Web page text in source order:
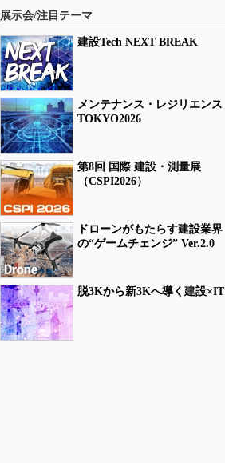
展示会/注目テーマ
建設Tech NEXT BREAK
メンテナンス・レジリエンス
TOKYO2026
第8回 国際 建設・測量展
（CSPI2026）
ドローンがもたらす建設業界
の“ゲームチェンジ” Ver.2.0
脱3Kから新3Kへ導く建設×IT